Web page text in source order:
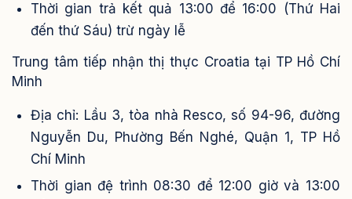
Thời gian trả kết quả 13:00 để 16:00 (Thứ Hai
đến thứ Sáu) trừ ngày lễ
Trung tâm tiếp nhận thị thực Croatia tại TP Hồ Chí
Minh
Địa chỉ: Lầu 3, tòa nhà Resco, số 94-96, đường
Nguyễn Du, Phường Bến Nghé, Quận 1, TP Hồ
Chí Minh
Thời gian đệ trình 08:30 để 12:00 giờ và 13:00